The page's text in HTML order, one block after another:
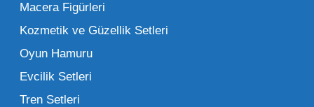
şüphesiz ki birim maliyetin düşmesidir.
Oyuncak toptan kanalına geçildiğinde,
perakende satış fiyatı ile alış fiyatı arasındaki
makas açılır ve bu da ciddi kâr marjları elde
edilmesini sağlar. Toplu alımlarda uygulanan
Macera Figürleri
Kozmetik ve Güzellik Setleri
Oyun Hamuru
Evcilik Setleri
Tren Setleri